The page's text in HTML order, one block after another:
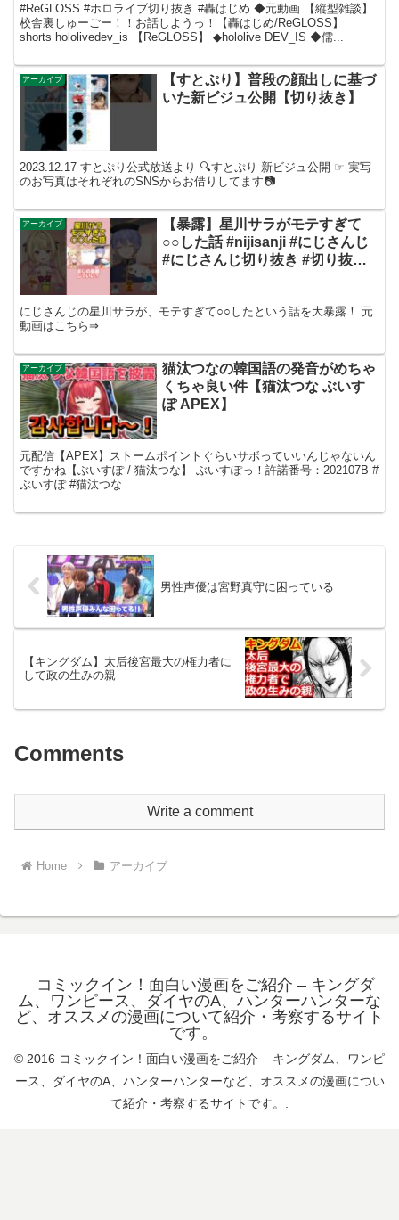
#ReGLOSS #ホロライブ切り抜き #轟はじめ ◆元動画 【縦型雑談】
校舎裏しゅーごー！！お話しようっ！【轟はじめ/ReGLOSS】
shorts hololivedev_is 【ReGLOSS】 ◆hololive DEV_IS ◆儒...
アーカイブ
【すとぷり】普段の顔出しに基づ
いた新ビジュ公開【切り抜き】
2023.12.17 すとぷり公式放送より 🔍すとぷり 新ビジュ公開 ☞ 実写
のお写真はそれぞれのSNSからお借りしてます📷
アーカイブ
【暴露】星川サラがモテすぎて
○○した話 #nijisanji #にじさんじ
#にじさんじ切り抜き #切り抜き
にじさんじの星川サラが、モテすぎて○○したという話を大暴露！ 元
動画はこちら⇒
アーカイブ
猫汰つなの韓国語の発音がめちゃ
くちゃ良い件【猫汰つな ぶいす
ぽ APEX】
元配信【APEX】ストームポイントぐらいサボっていいんじゃないん
ですかね【ぶいすぽ / 猫汰つな】 ぶいすぽっ！許諾番号：202107B #
ぶいすぽ #猫汰つな
男性声優は宮野真守に困っている
【キングダム】太后後宮最大の権力者に
して政の生みの親
Comments
Write a comment
Home アーカイブ
コミックイン！面白い漫画をご紹介 – キングダ
ム、ワンピース、ダイヤのA、ハンターハンターな
ど、オススメの漫画について紹介・考察するサイト
です。
© 2016 コミックイン！面白い漫画をご紹介 – キングダム、ワンピ
ース、ダイヤのA、ハンターハンターなど、オススメの漫画につい
て紹介・考察するサイトです。.